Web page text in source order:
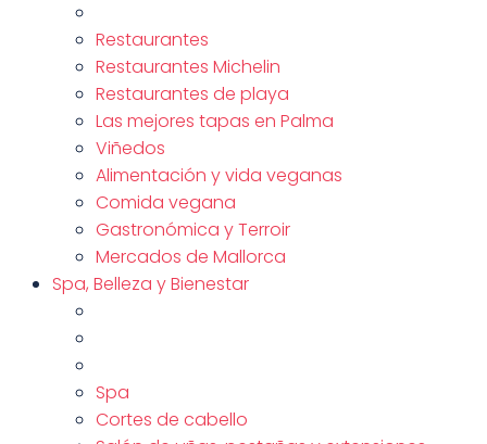
Restaurantes
Restaurantes Michelin
Restaurantes de playa
Las mejores tapas en Palma
Viñedos
Alimentación y vida veganas
Comida vegana
Gastronómica y Terroir
Mercados de Mallorca
Spa, Belleza y Bienestar
Spa
Cortes de cabello